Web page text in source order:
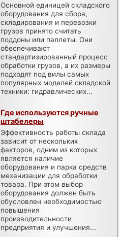
Основной единицей складского
оборудования для сбора,
складирования и перевозки
грузов принято считать
поддоны или паллеты. Они
обеспечивают
стандартизированный процесс
обработки грузов, а их размеры
подходят под вилы самых
популярных моделей складской
техники: гидравлических...
Где используются ручные
штабелеры
Эффективность работы склада
зависит от нескольких
факторов, одним из которых
является наличие
оборудования и парка средств
механизации для обработки
товара. При этом выбор
оборудования должен быть
обусловлен необходимостью
повышения
производительности
предприятия и улучшения...